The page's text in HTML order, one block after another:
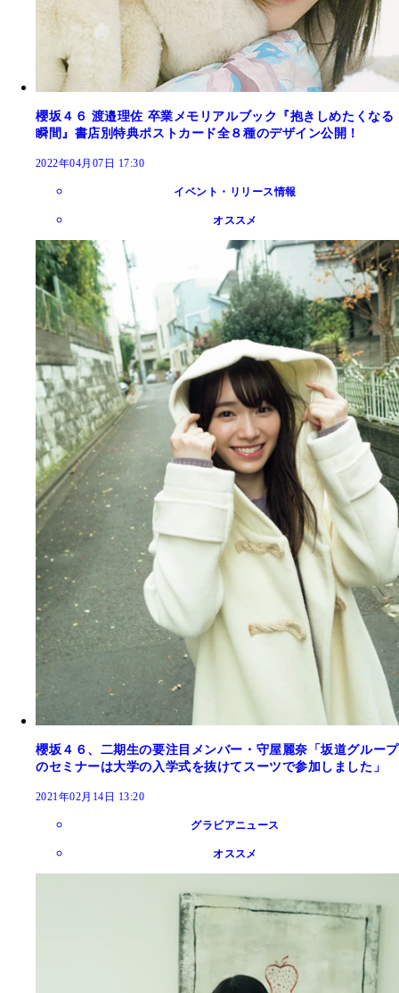
櫻坂４６ 渡邉理佐 卒業メモリアルブック『抱きしめたくなる
瞬間』書店別特典ポストカード全８種のデザイン公開！
2022年04月07日 17:30
イベント・リリース情報
オススメ
櫻坂４６、二期生の要注目メンバー・守屋麗奈「坂道グループ
のセミナーは大学の入学式を抜けてスーツで参加しました」
2021年02月14日 13:20
グラビアニュース
オススメ